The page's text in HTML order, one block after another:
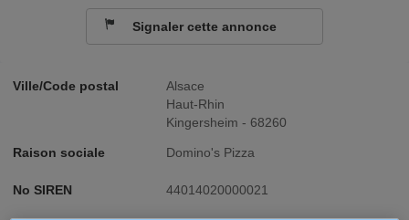
Ville/Code postal
Alsace
Haut-Rhin
Kingersheim - 68260
Raison sociale Domino's Pizza
No SIREN 44014020000021
Signaler cette annonce